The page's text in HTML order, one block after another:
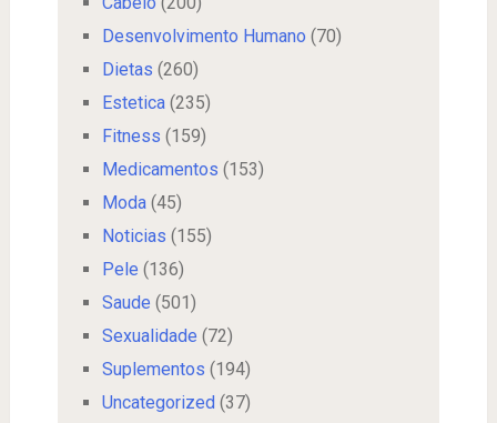
Desenvolvimento Humano (70)
Dietas (260)
Estetica(235)
Fitness (159)
Medicamentos (153)
Moda(45)
Noticias (155)
Pele (136)
Saude (501)
Sexualidade (72)
Suplementos (194)
Uncategorized (37)